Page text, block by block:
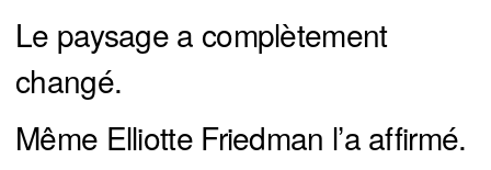
Le paysage a complètement
changé.
Même Elliotte Friedman l’a affirmé.